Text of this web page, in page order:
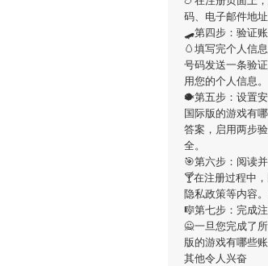
码、电子邮件地
🛹第四步：验证
🥚填写完个人信
号码发送一条验
用您的个人信息。
🐡第五步：设置
国际版的游戏有
答案，启用两步
全。
🎯第六步：阅读
🍸在注册过程中，
隐私政策等内容
🎼第七步：完成
🙅一旦您完成了
版的游戏有哪些
其他令人兴奋